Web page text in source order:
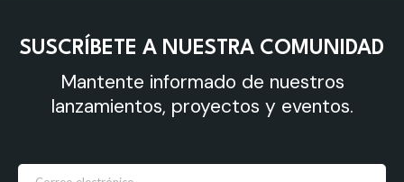
SUSCRÍBETE A NUESTRA COMUNIDAD
Mantente informado de nuestros
lanzamientos, proyectos y eventos.